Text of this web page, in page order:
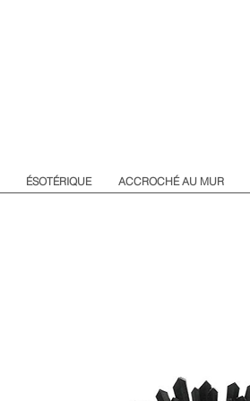
ÉSOTÉRIQUE ACCROCHÉ AU MUR